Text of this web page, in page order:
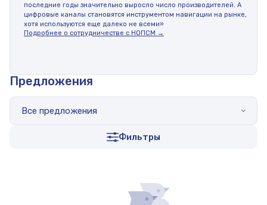
последние годы значительно выросло число производителей. А
цифровые каналы становятся инструментом навигации на рынке,
хотя используются еще далеко не всеми»
Подробнее о сотрудничестве с НОПСМ →
Предложения
Все предложения
Фильтры